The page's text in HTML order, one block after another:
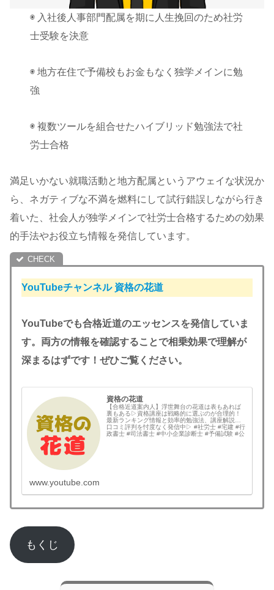
◉ 入社後人事部門配属を期に人生挽回のため社労
士受験を決意
◉ 地方在住で予備校もお金もなく独学メインに勉
強
◉ 複数ツールを組合せたハイブリッド勉強法で社
労士合格
満足いかない就職活動と地方配属というアウェイな状況か
ら、ネガティブな不満を燃料にして試行錯誤しながら行き
着いた、社会人が独学メインで社労士合格するための効果
的手法やお役立ち情報を発信しています。
YouTubeチャンネル 資格の花道
YouTubeでも合格近道のエッセンスを発信していま
す。両方の情報を確認することで相乗効果で理解が
深まるはずです！ぜひご覧ください。
資格の花道
【合格近道案内人】浮世舞台の花道は表もあれば
裏もある▷資格講座は戦略的に選ぶのが合理的！
最新ランキング情報と効率的勉強法、講座解説と
口コミ評判を忖度なく発信中▷ #社労士 #宅建 #行
政書士 #司法書士 #中小企業診断士 #予備試験 #公
www.youtube.com
もくじ